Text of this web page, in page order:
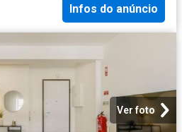
Infos do anúncio
Ver foto